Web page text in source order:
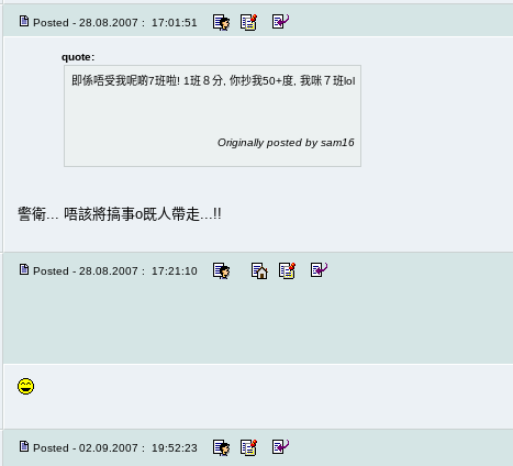
Posted - 28.08.2007 : 17:01:51
quote:
即係唔受我呢啲7班啦! 1班８分, 你抄我50+度, 我咪７班lol
Originally posted by sam16
警衛... 唔該將搞事o既人帶走...!!
Posted - 28.08.2007 : 17:21:10
Posted - 02.09.2007 : 19:52:23